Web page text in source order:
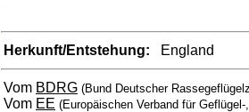
Herkunft/Entstehung: England
Vom BDRG (Bund Deutscher
Vom EE (Europäischen Verband für